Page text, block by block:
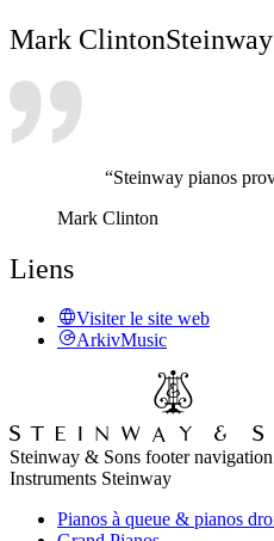
Mark Clinton
“Steinway pianos
Mark Clinton
Liens
Visiter le site web
ArkivMusic
Steinway & Sons footer navigation
Instruments Steinway
Pianos à queue & pianos